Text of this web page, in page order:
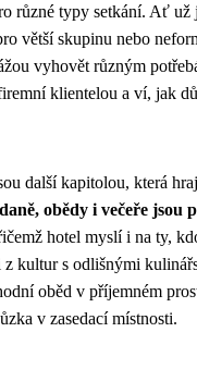
různé typy setkání. Ať už
větší skupinu nebo
vyhovět různým
klientelou a ví, jak
další kapitolou, která
obědy i večeře jsou
hotel myslí i na ty,
z kultur s odlišnými
oběd v příjemném
v zasedací místnosti.